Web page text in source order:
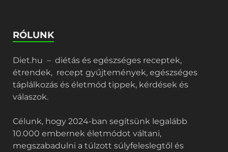
RÓLUNK
Diet.hu – diétás és egészséges receptek,
étrendek, recept gyűjtemények, egészséges
táplálkozás és életmód tippek, kérdések és
válaszok.
Célunk, hogy 2024-ban segítsünk legalább
10.000 embernek életmódot váltani,
megszabadulni a túlzott súlyfeleslegtől és